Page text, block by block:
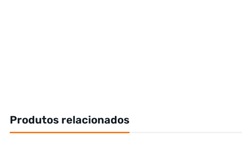
Produtos relacionados